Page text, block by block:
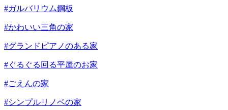
#ガルバリウム鋼板
#かわいい三角の家
#グランドピアノのある家
#ぐるぐる回る平屋のお家
#ごえんの家
#シンプルリノベの家